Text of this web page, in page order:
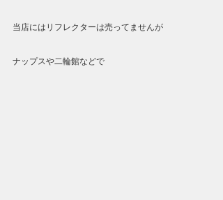
当店にはリフレクターは売ってませんが
ナップスや二輪館などで